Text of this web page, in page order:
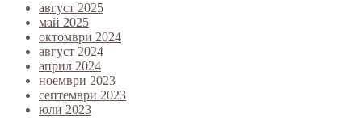
август 2025
май 2025
октомври 2024
август 2024
април 2024
ноември 2023
септември 2023
юли 2023